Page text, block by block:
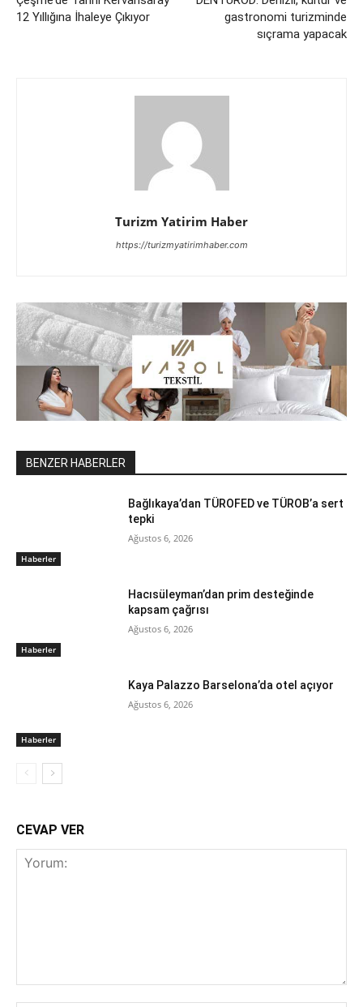
12 Yıllığına İhaleye Çıkıyor
gastronomi turizminde
sıçrama yapacak
Turizm Yatirim Haber
https://turizmyatirimhaber.com
BENZER HABERLER
Haberler
Bağlıkaya’dan TÜROFED ve TÜROB’a sert
tepki
Ağustos 6, 2026
Haberler
Hacısüleyman’dan prim desteğinde
kapsam çağrısı
Ağustos 6, 2026
Haberler
Kaya Palazzo Barselona’da otel açıyor
Ağustos 6, 2026
CEVAP VER